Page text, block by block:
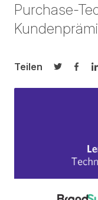
Purchase-
Teilen
Auf Auf